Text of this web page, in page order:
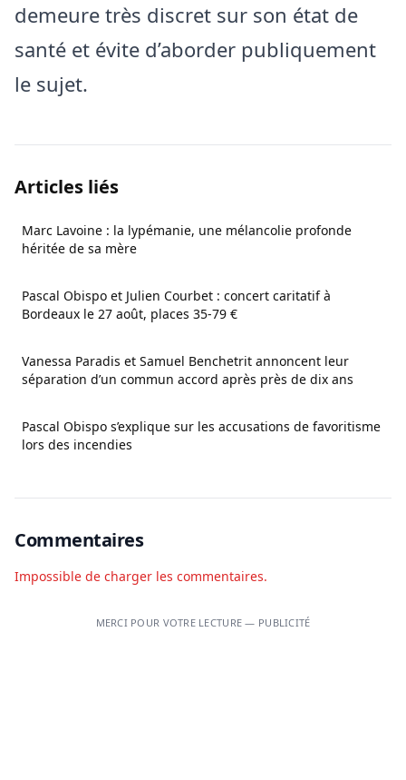
demeure très discret sur son état de
santé et évite d’aborder publiquement
le sujet.
Articles liés
Marc Lavoine : la lypémanie, une mélancolie profonde
héritée de sa mère
Pascal Obispo et Julien Courbet : concert caritatif à
Bordeaux le 27 août, places 35-79 €
Vanessa Paradis et Samuel Benchetrit annoncent leur
séparation d’un commun accord après près de dix ans
Pascal Obispo s’explique sur les accusations de favoritisme
lors des incendies
Commentaires
Impossible de charger les commentaires.
MERCI POUR VOTRE LECTURE — PUBLICITÉ